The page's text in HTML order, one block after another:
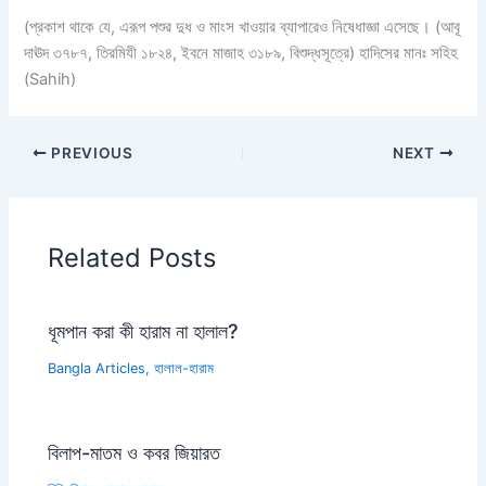
(প্রকাশ থাকে যে, এরূপ পশুর দুধ ও মাংস খাওয়ার ব্যাপারেও নিষেধাজ্ঞা এসেছে। (আবূ
দাঊদ ৩৭৮৭, তিরমিযী ১৮২৪, ইবনে মাজাহ ৩১৮৯, বিশুদ্ধসূত্রে) হাদিসের মানঃ সহিহ
(Sahih)
PREVIOUS NEXT
Related Posts
ধূমপান করা কী হারাম না হালাল?
Bangla Articles,হালাল-হারাম
বিলাপ-মাতম ও কবর জিয়ারত